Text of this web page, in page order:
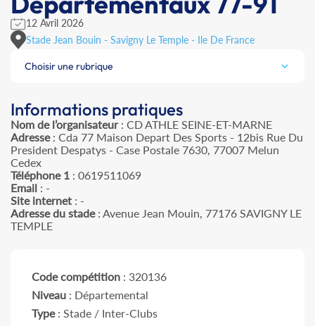
12 Avril 2026
Stade Jean Bouin - Savigny Le Temple - Ile De France
Choisir une rubrique
Informations pratiques
Nom de l’organisateur: CD ATHLE SEINE-ET-MARNE
Adresse: Cda 77 Maison Depart Des Sports - 12bis Rue Du
President Despatys - Case Postale 7630, 77007 Melun
Cedex
Téléphone 1 : 0619511069
Email : -
Site internet : -
Adresse du stade: Avenue Jean Mouin, 77176 SAVIGNY LE
TEMPLE
Code compétition : 320136
Niveau : Départemental
Type: Stade / Inter-Clubs